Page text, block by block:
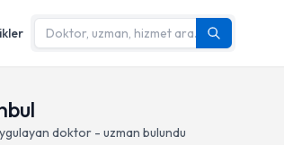
doktor - uzman bulundu